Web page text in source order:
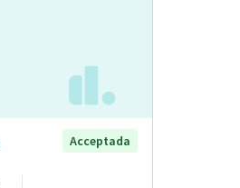
Acceptada